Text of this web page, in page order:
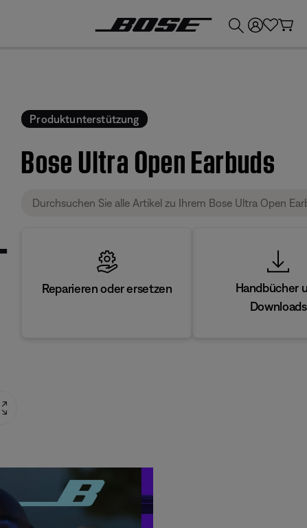
Produktunterstützung
Bose Ultra Open Earbuds
Reparieren oder ersetzen
Handbücher
Downloads